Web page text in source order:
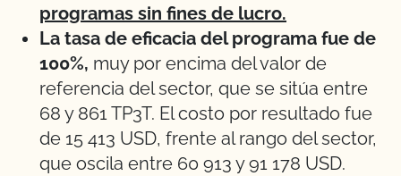
programas sin fines de lucro.
La tasa de eficacia del programa fue de
100%, muy por encima del valor de
referencia del sector, que se sitúa entre
68 y 861 TP3T. El costo por resultado fue
de 15 413 USD, frente al rango del sector,
que oscila entre 60 913 y 91 178 USD.